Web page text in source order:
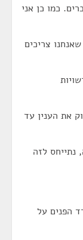
כמו כן אני
צריכים
את הענין עד
לזה
הפנים על